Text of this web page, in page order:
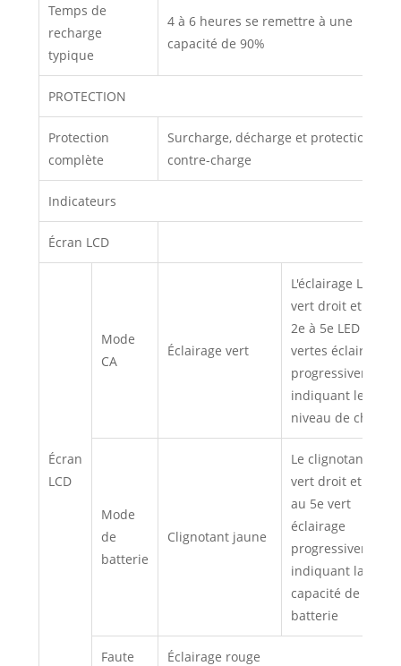
Temps de
recharge
typique
4 à 6 heures se remettre à une
capacité de 90%
PROTECTION
Protection
complète
Surcharge, décharge et protection
contre-charge
Indicateurs
Écran LCD
Écran
LCD
Mode
CA
Éclairage vert
L'éclairage LED
vert droit et les
2e à 5e LED
vertes éclairage
progressivement
indiquant le
niveau de charge
Mode
de
batterie
Clignotant jaune
Le clignotant LED
vert droit et le 2e
au 5e vert
éclairage
progressivement
indiquant la
capacité de la
batterie
Faute Éclairage rouge